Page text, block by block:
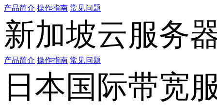
产品简介 操作指南 常见问题
新加坡云服务
产品简介 操作指南 常见问题
日本国际带宽